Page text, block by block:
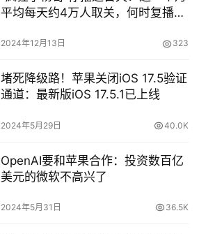
平均每天约4万人取关，何时复播成
2024年12月13日 323
堵死降级路！苹果关闭iOS 17.5验证
通道：最新版iOS 17.5.1已上线
2024年5月29日 40.0K
OpenAI要和苹果合作：投资数百亿
美元的微软不高兴了
2024年5月31日 36.5K